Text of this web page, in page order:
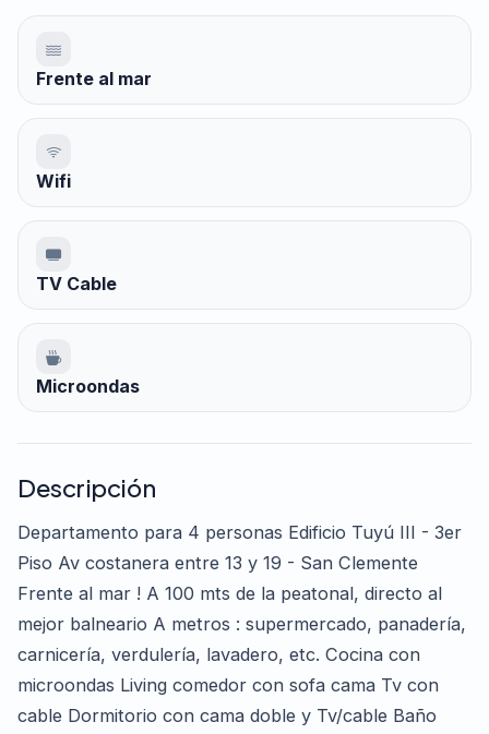
Frente al mar
Wifi
TV Cable
Microondas
Descripción
Departamento para 4 personas Edificio Tuyú III - 3er
Piso Av costanera entre 13 y 19 - San Clemente
Frente al mar ! A 100 mts de la peatonal, directo al
mejor balneario A metros : supermercado, panadería,
carnicería, verdulería, lavadero, etc. Cocina con
microondas Living comedor con sofa cama Tv con
cable Dormitorio con cama doble y Tv/cable Baño